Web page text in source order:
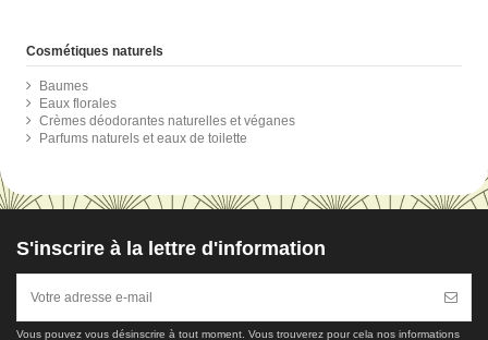
Cosmétiques naturels
Baumes
Eaux florales
Crèmes déodorantes naturelles et véganes
Parfums naturels et eaux de toilette
S'inscrire à la lettre d'information
Vous pouvez vous désinscrire à tout moment. Vous trouverez pour cela nos informations